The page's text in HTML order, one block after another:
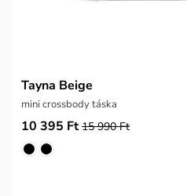
Tayna Beige
mini crossbody táska
10 395 Ft 15 990 Ft